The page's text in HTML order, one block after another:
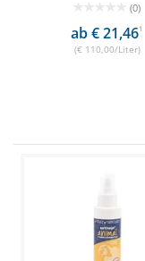
(0)
ab € 21,461
(€ 110,00/Liter)